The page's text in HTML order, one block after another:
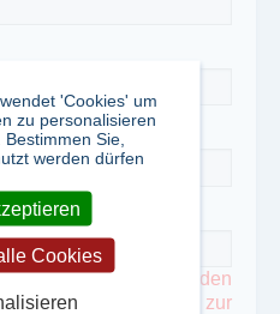
für den
und bei Fragen zur
'Cookies' um
zu personalisieren
Sie,
werden dürfen
Cookies